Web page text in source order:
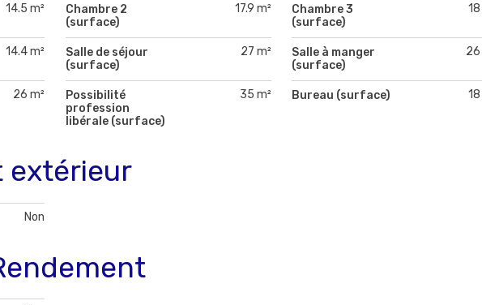
14.5 m²
Chambre 2
(surface)
17.9 m²
Chambre 3
(surface)
14.4 m²
Salle de séjour
(surface)
27 m²
Salle à manger
(surface)
26
26 m²
Possibilité
profession
libérale (surface)
35 m² Bureau (surface)
extérieur
Non